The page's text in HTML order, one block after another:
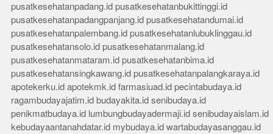
pusatkesehatanpadang.id pusatkesehatanbukittinggi.id
pusatkesehatanpadangpanjang.id pusatkesehatandumai.id
pusatkesehatanpalembang.id pusatkesehatanlubuklinggau.id
pusatkesehatansolo.id pusatkesehatanmalang.id
pusatkesehatanmataram.id pusatkesehatanbima.id
pusatkesehatansingkawang.id pusatkesehatanpalangkaraya.id
apotekerku.id apotekmk.id farmasiuad.id pecintabudaya.id
ragambudayajatim.id budayakita.id senibudaya.id
penikmatbudaya.id lumbungbudayadermaji.id senibudayaislam.id
kebudayaantanahdatar.id mybudaya.id wartabudayasanggau.id